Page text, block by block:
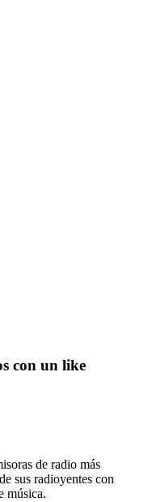
con un like
de radio más
sus radioyentes con
música.